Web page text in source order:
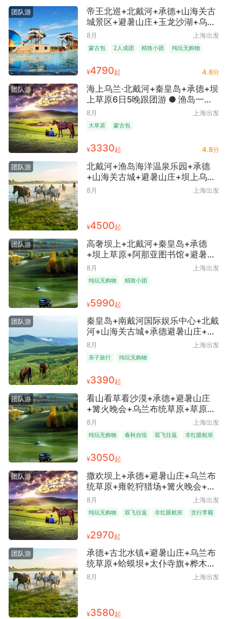
团队游
帝王北巡+北戴河+承德+山海关古
城景区+避暑山庄+玉龙沙湖+乌兰
布统草原+雍乾皇家狩猎场+草原越
野车深度穿越+草原星空篝火派对6
日5晚跟团游 ● 纯玩·22人VIP小团
+五大高餐标特色餐含烤全羊+2+1
陆地头等舱+0购物0自费+高铁往
返
8月 上海出发
蒙古包 2人成团 精致小团
纯玩无购物
¥4790起 4.8分
团队游
海上乌兰·北戴河+秦皇岛+承德+坝
上草原6日5晚跟团游 ● 渔岛一日
游+帆船出海+山海关古城+承德避
暑山庄+塞罕坝国家森林公园+乌兰
布统草原+深度越野穿越之旅+篝火
晚会星空趴+牧民家宴+实景马术盛
典+雍乾皇家狩猎场+四大特色美食
+高铁往返
8月 上海出发
大草原 蒙古包
¥3330起 4.8分
团队游
北戴河+渔岛海洋温泉乐园+承德
+山海关古城+避暑山庄+坝上乌兰
布统+金水湾温泉+承德5日4晚跟
验草原娱乐套票 吉普车穿越锡林郭
勒多伦草原 穿红军装 知青种树 满
18人安排2+1旅游车
8月 上海出发
¥4500起
团队游
高奢坝上+北戴河+秦皇岛+承德
+坝上草原+阿那亚图书馆+避暑山
庄+锡林郭勒草原+雍乾皇家狩猎场
+古北水镇6日5晚跟团游 ● 纯玩·
出海捕鱼+草原越野车深度穿越+云
端草原下午茶+4晚网评五钻住宿
+1晚豪华蒙古包+四大高餐标特色
餐+12人小团+2+1陆地头等舱+高
铁往返
8月 上海出发
纯玩无购物 精致小团
¥5990起
团队游
秦皇岛+南戴河国际娱乐中心+北戴
河+山海关古城+承德避暑山庄+塞
罕坝+乌兰布统草原+坝上草原6日
5晚跟团游 ● 高铁往返 升级2晚5钻
+2晚4钻酒店 黄金海岸沙滩+帆船
出海+马术表演+草原嘉年华+童话
草原
8月 上海出发
亲子旅行 纯玩无购物
¥3390起
团队游
看山看草看沙漠+承德+避暑山庄
+篝火晚会+乌兰布统草原+草原那
达慕+翡翠山沙漠+小布达拉宫5日
4晚跟团游 ● 双飞承德往返+7顿正
餐全含+全程携程网评3钻酒店+20
人左右精致团+春秋自组+纯玩无购
物
8月 上海出发
纯玩无购物 春秋自组 双飞往返
非红眼航班
¥3050起
团队游
撒欢坝上+承德+避暑山庄+乌兰布
统草原+雍乾狩猎场+篝火晚会+甘
丹驼城游牧文化景区+小精灵牧场
+承德博物馆+小布达拉宫4日3晚
跟团游 | 凉都夏韵·度假优选 ● 无
购物·双飞承德往返+7顿正餐全含
+全程携程网评3钻酒店+20人左右
精致团+春秋自组+纯玩无购物
8月 上海出发
纯玩无购物 双飞往返 非红眼航班
含行李额
¥2970起
团队游
承德+古北水镇+避暑山庄+乌兰布
统草原+蛤蟆坝+太仆寺旗+桦木沟
国家森林公园+塞罕坝5日4晚跟团
票
8月 上海出发
¥3580起